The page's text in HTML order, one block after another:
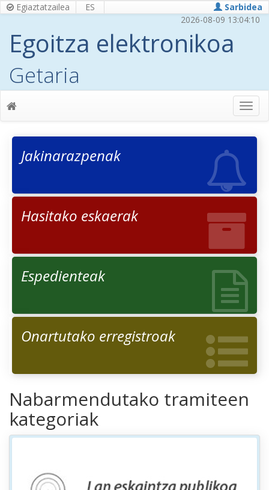
Egiaztatzailea ES
Sarbidea
2026-08-09 13:04:11
Egoitza elektronikoa
Getaria
Jakinarazpenak
Hasitako eskaerak
Espedienteak
Onartutako erregistroak
Nabarmendutako tramiteen
kategoriak